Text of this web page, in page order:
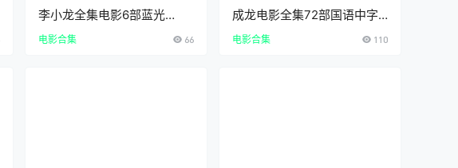
李小龙全集电影6部蓝光
1080P超清中字资源下载
电影合集 66
成龙电影全集72部国语中字
超清1080P无水印打包下载
JackieChanMoviesCollecti
电影合集 110